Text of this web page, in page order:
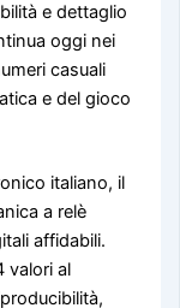
e dettaglio
oggi nei
casuali
e del gioco
italiano, il
a relè
affidabili.
valori al